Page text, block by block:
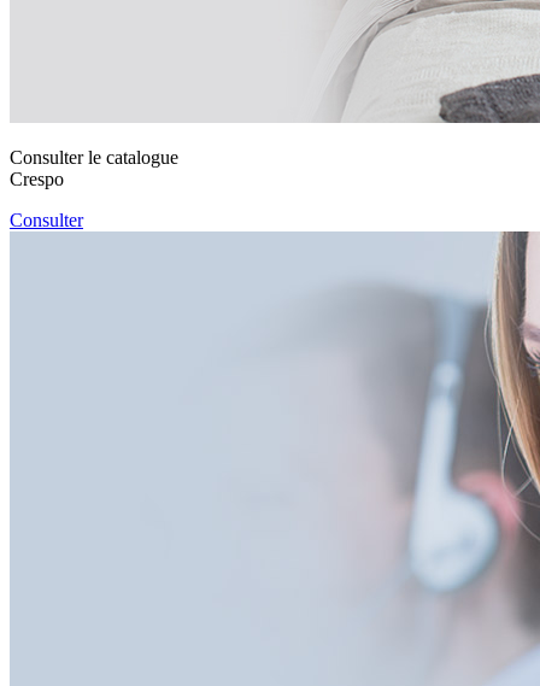
Consulter le catalogue
Crespo
Consulter